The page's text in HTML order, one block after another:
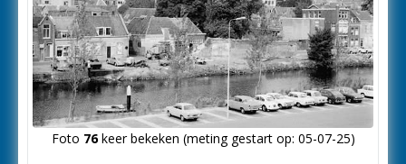
Foto 76keer bekeken (meting gestart op: 05-07-25)